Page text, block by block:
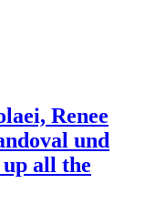
Renee
und
all the